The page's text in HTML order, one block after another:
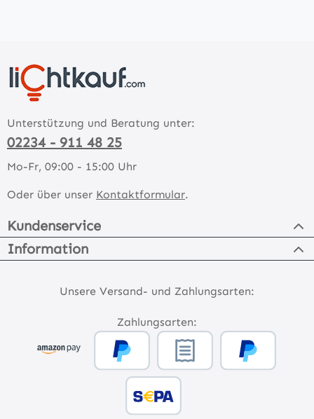
Unterstützung und Beratung unter:
02234 - 911 48 25
Mo-Fr, 09:00 - 15:00 Uhr
Oder über unser Kontaktformular.
Kundenservice
Information
Unsere Versand- und Zahlungsarten:
Zahlungsarten: